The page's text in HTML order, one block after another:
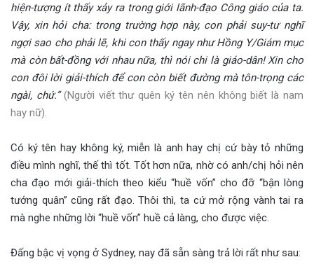
hiện-tượng ít thấy xảy ra trong giới lãnh-đạo Công giáo của ta.
Vậy, xin hỏi cha: trong trường hợp này, con phải suy-tư nghĩ
ngợi sao cho phải lẽ, khi con thấy ngay như Hồng Y/Giám mục
mà còn bất-đồng với nhau nữa, thì nói chi là giáo-dân! Xin cho
con đôi lời giải-thích để con còn biết đường mà tôn-trọng các
ngài, chứ.”(Người viết thư quên ký tên nên không biết là nam
hay nữ).
Có ký tên hay không ký, miễn là anh hay chị cứ bày tỏ những
điều mình nghĩ, thế thì tốt. Tốt hơn nữa, nhờ có anh/chị hỏi nên
cha đạo mới giải-thích theo kiểu “huề vốn” cho đỡ “bận lòng
tướng quân” cũng rất đạo. Thôi thì, ta cứ mở rộng vành tai ra
mà nghe những lời “huề vốn” huề cả làng, cho được việc.
Đấng bậc vị vọng ở Sydney, nay đã sẵn sàng trả lời rất như sau: